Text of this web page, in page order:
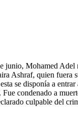
junio, Mohamed Adel
Ashraf, quien fuera
se disponía a
Fue condenado a
culpable del